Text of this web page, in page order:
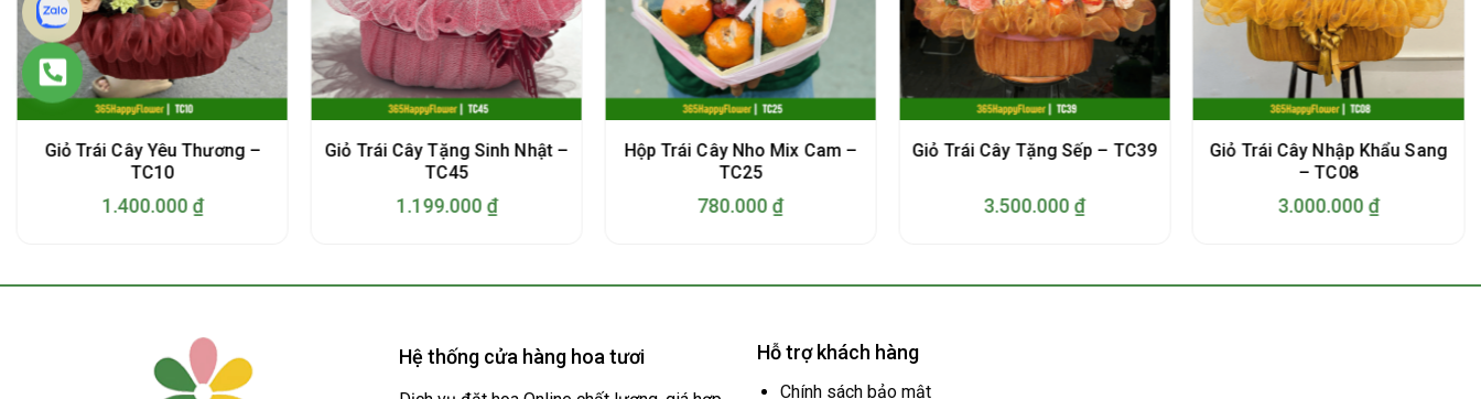
Giỏ Trái Cây Yêu Thương –
TC10
1.400.000 ₫
Giỏ Trái Cây Tặng Sinh Nhật –
TC45
1.199.000 ₫
Hộp Trái Cây Nho Mix Cam –
TC25
780.000 ₫
Giỏ Trái Cây Tặng Sếp – TC39
3.500.000 ₫
Giỏ Trái Cây Nhập Khẩu Sang
– TC08
3.000.000 ₫
Hệ thống cửa hàng hoa tươi Hỗ trợ khách hàng
Chính sách bảo mật